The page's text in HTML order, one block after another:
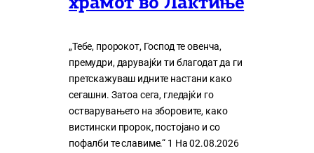
храмот во Лактиње
„Тебе, пророкот, Господ те овенча,
премудри, дарувајќи ти благодат да ги
претскажуваш идните настани како
сегашни. Затоа сега, гледајќи го
остварувањето на зборовите, како
вистински пророк, постојано и со
пофалби те славиме.“ 1 На 02.08.2026